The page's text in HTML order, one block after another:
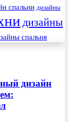
спальни дизайны
дизайны
спальня
дизайн